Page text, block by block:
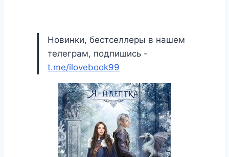
Новинки, бестселлеры в нашем
телеграм, подпишись -
t.me/ilovebook99